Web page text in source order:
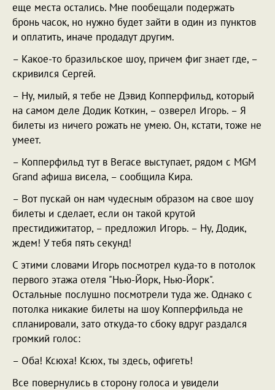
еще места остались. Мне пообещали подержать
бронь часок, но нужно будет зайти в один из пунктов
и оплатить, иначе продадут другим.
– Какое-то бразильское шоу, причем фиг знает где, –
скривился Сергей.
– Ну, милый, я тебе не Дэвид Копперфильд, который
на самом деле Додик Коткин, – озверел Игорь. – Я
билеты из ничего рожать не умею. Он, кстати, тоже не
умеет.
– Копперфильд тут в Вегасе выступает, рядом с MGM
Grand афиша висела, – сообщила Кира.
– Вот пускай он нам чудесным образом на свое шоу
билеты и сделает, если он такой крутой
престидижитатор, – предложил Игорь. – Ну, Додик,
ждем! У тебя пять секунд!
С этими словами Игорь посмотрел куда-то в потолок
первого этажа отеля "Нью-Йорк, Нью-Йорк".
Остальные послушно посмотрели туда же. Однако с
потолка никакие билеты на шоу Копперфильда не
спланировали, зато откуда-то сбоку вдруг раздался
громкий голос:
– Оба! Ксюха! Ксюх, ты здесь, офигеть!
Все повернулись в сторону голоса и увидели